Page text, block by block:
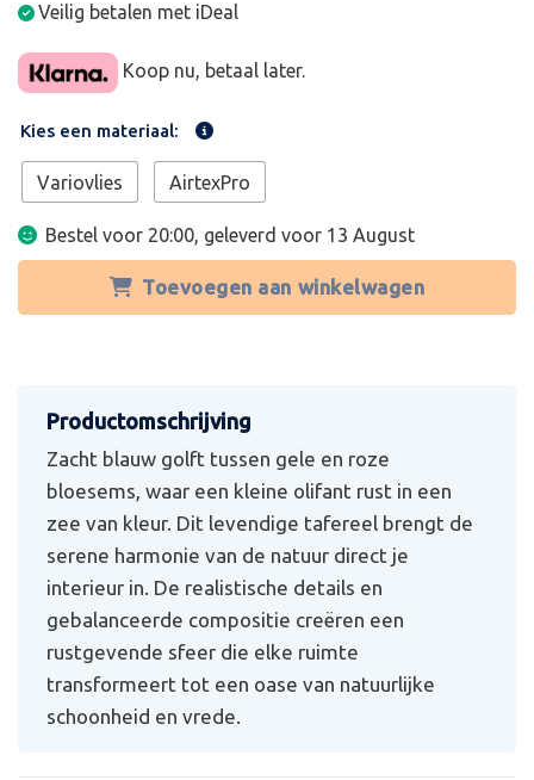
Veilig betalen met iDeal
Koop nu, betaal later.
Kies een materiaal:
Variovlies AirtexPro
Bestel voor 20:00, geleverd voor 13 August
Toevoegen aan winkelwagen
Zacht blauw golft tussen gele en roze
bloesems, waar een kleine olifant rust in een
zee van kleur. Dit levendige tafereel brengt de
serene harmonie van de natuur direct je
interieur in. De realistische details en
gebalanceerde compositie creëren een
rustgevende sfeer die elke ruimte
transformeert tot een oase van natuurlijke
schoonheid en vrede.